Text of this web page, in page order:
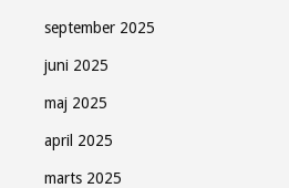
september 2025
juni 2025
maj 2025
april 2025
marts 2025